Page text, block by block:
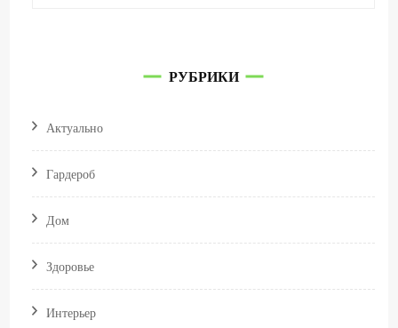
РУБРИКИ
Актуально
Гардероб
Дом
Здоровье
Интерьер